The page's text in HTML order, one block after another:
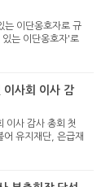
는 이단옹호자로 규
는 이단옹호자'로
지난 2020년 70
훈 씨가 소속된 총
이사회 이사 감
이사 감사 총회 첫
어 유지재단, 은급재
사 선출이 있었다.
단 감사 황봉린 목